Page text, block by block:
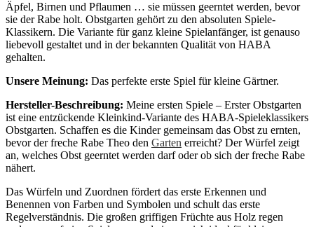
Äpfel, Birnen und Pflaumen … sie müssen geerntet werden, bevor
sie der Rabe holt. Obstgarten gehört zu den absoluten Spiele-
Klassikern. Die Variante für ganz kleine Spielanfänger, ist genauso
liebevoll gestaltet und in der bekannten Qualität von HABA
gehalten.
Unsere Meinung: Das perfekte erste Spiel für kleine Gärtner.
Hersteller-Beschreibung: Meine ersten Spiele – Erster Obstgarten
ist eine entzückende Kleinkind-Variante des HABA-Spieleklassikers
Obstgarten. Schaffen es die Kinder gemeinsam das Obst zu ernten,
bevor der freche Rabe Theo den Garten erreicht? Der Würfel zeigt
an, welches Obst geerntet werden darf oder ob sich der freche Rabe
nähert.
Das Würfeln und Zuordnen fördert das erste Erkennen und
Benennen von Farben und Symbolen und schult das erste
Regelverständnis. Die großen griffigen Früchte aus Holz regen